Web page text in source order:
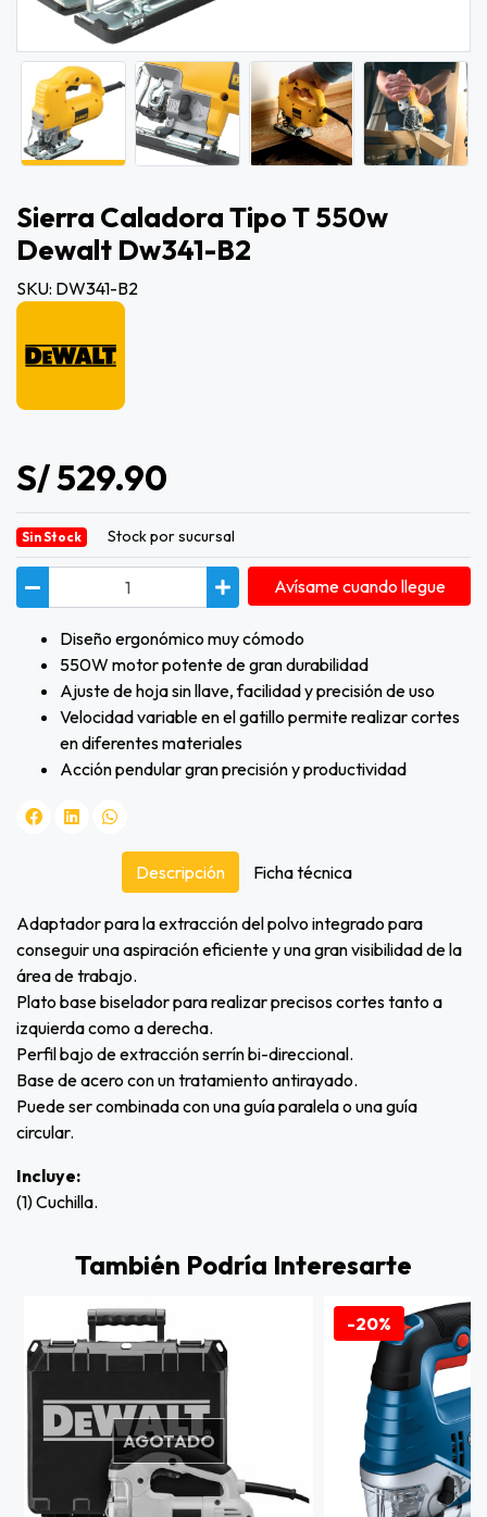
Sierra Caladora Tipo T 550w
Dewalt Dw341-B2
SKU: DW341-B2
S/ 529.90
Sin Stock Stock por sucursal
Avísame cuando llegue
Diseño ergonómico muy cómodo
550W motor potente de gran durabilidad
Ajuste de hoja sin llave, facilidad y precisión de uso
Velocidad variable en el gatillo permite realizar cortes
en diferentes materiales
Acción pendular gran precisión y productividad
Adaptador para la extracción del polvo integrado para
conseguir una aspiración eficiente y una gran visibilidad de la
área de trabajo.
Plato base biselador para realizar precisos cortes tanto a
izquierda como a derecha.
Perfil bajo de extracción serrín bi-direccional.
Base de acero con un tratamiento antirayado.
Puede ser combinada con una guía paralela o una guía
circular.
Incluye:
(1) Cuchilla.
Descripción Ficha técnica
También Podría Interesarte
AGOTADO
-20%